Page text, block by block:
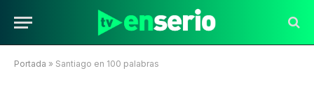
Portada » Santiago en 100 palabras